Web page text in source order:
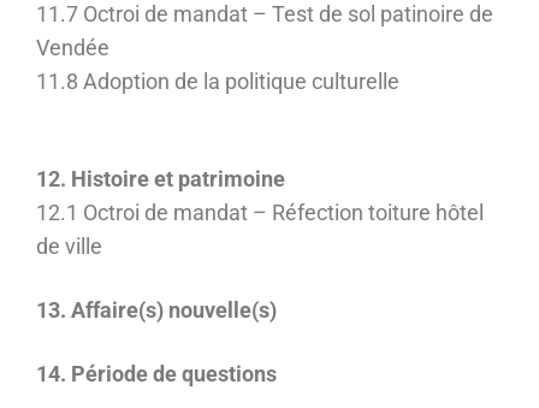
11.7 Octroi de mandat – Test de sol patinoire de
Vendée
11.8 Adoption de la politique culturelle
12. Histoire et patrimoine
12.1 Octroi de mandat – Réfection toiture hôtel
de ville
13. Affaire(s) nouvelle(s)
14. Période de questions